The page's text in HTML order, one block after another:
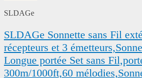
SLDAGe
SLDAGe Sonnette sans Fil
récepteurs et 3
Longue portée Set sans
300m/1000ft,60